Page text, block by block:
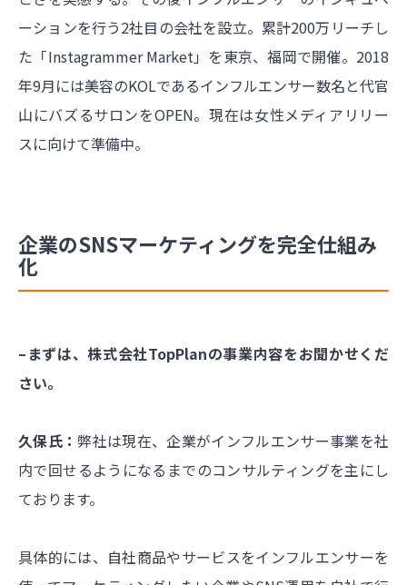
ーションを行う2社目の会社を設立。累計200万リーチし
た「Instagrammer Market」を東京、福岡で開催。2018
年9月には美容のKOLであるインフルエンサー数名と代官
山にバズるサロンをOPEN。現在は女性メディアリリー
スに向けて準備中。
企業のSNSマーケティングを完全仕組み
化
–まずは、株式会社TopPlanの事業内容をお聞かせくだ
さい。
久保氏：弊社は現在、企業がインフルエンサー事業を社
内で回せるようになるまでのコンサルティングを主にし
ております。
具体的には、自社商品やサービスをインフルエンサーを